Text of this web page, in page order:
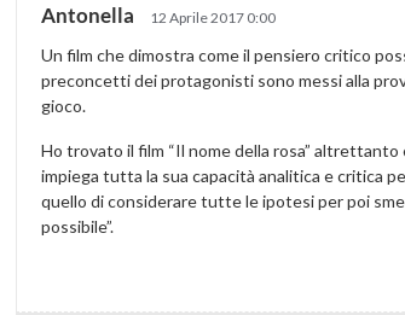
Antonella 12 Aprile 2017 0:00
Un film che dimostra come il pensiero critico
preconcetti dei protagonisti sono messi alla
gioco.
Ho trovato il film “Il nome della rosa”
impiega tutta la sua capacità analitica e critica
quello di considerare tutte le ipotesi per poi
possibile”.